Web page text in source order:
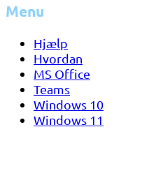
Menu
Hjælp
Hvordan
MS Office
Teams
Windows 10
Windows 11